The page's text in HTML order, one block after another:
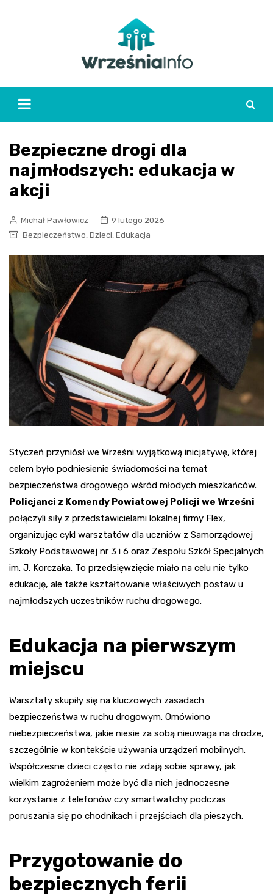
Bezpieczne drogi dla
najmłodszych: edukacja w
akcji
Michał Pawłowicz
9 lutego 2026
Bezpieczeństwo, Dzieci, Edukacja
Styczeń przyniósł we Wrześni wyjątkową inicjatywę, której
celem było podniesienie świadomości na temat
bezpieczeństwa drogowego wśród młodych mieszkańców.
Policjanci z Komendy Powiatowej Policji we Wrześni
połączyli siły z przedstawicielami lokalnej firmy Flex,
organizując cykl warsztatów dla uczniów z Samorządowej
Szkoły Podstawowej nr 3 i 6 oraz Zespołu Szkół Specjalnych
im. J. Korczaka. To przedsięwzięcie miało na celu nie tylko
edukację, ale także kształtowanie właściwych postaw u
najmłodszych uczestników ruchu drogowego.
Edukacja na pierwszym
miejscu
Warsztaty skupiły się na kluczowych zasadach
bezpieczeństwa w ruchu drogowym. Omówiono
niebezpieczeństwa, jakie niesie za sobą nieuwaga na drodze,
szczególnie w kontekście używania urządzeń mobilnych.
Współczesne dzieci często nie zdają sobie sprawy, jak
wielkim zagrożeniem może być dla nich jednoczesne
korzystanie z telefonów czy smartwatchy podczas
poruszania się po chodnikach i przejściach dla pieszych.
Przygotowanie do
bezpiecznych ferii